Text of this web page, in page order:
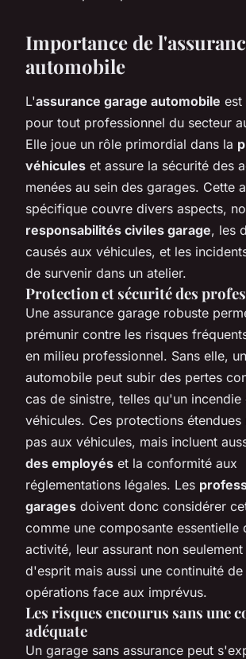
Importance de
automobile
L'assurance garage automobile est
pour tout professionnel du secteur
Elle joue un rôle primordial dans la
véhicules et assure la sécurité des
menées au sein des garages. Cette
spécifique couvre divers aspects,
responsabilités civiles garage, les
causés aux véhicules, et les
de survenir dans un atelier.
Protection et sécurité des
Une assurance garage robuste
prémunir contre les risques
en milieu professionnel. Sans elle,
automobile peut subir des pertes
cas de sinistre, telles qu'un
véhicules. Ces protections étendues
pas aux véhicules, mais incluent
des employés et la conformité aux
réglementations légales. Les
garages doivent donc considérer
comme une composante essentielle
activité, leur assurant non
d'esprit mais aussi une continuité de
opérations face aux imprévus.
Les risques encourus sans une
adéquate
Un garage sans assurance peut